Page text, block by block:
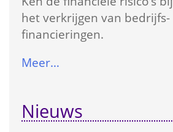
het verkrijgen van bedrijfs­
financieringen.
Meer…
Nieuws